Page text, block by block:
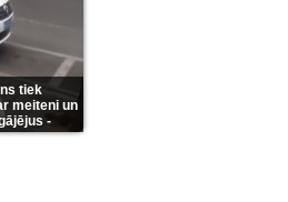
tiek
meiteni un
-